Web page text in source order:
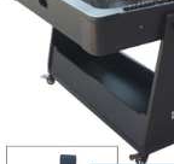
Zwart/
SKU: TT.AC0035-
€ 619,85